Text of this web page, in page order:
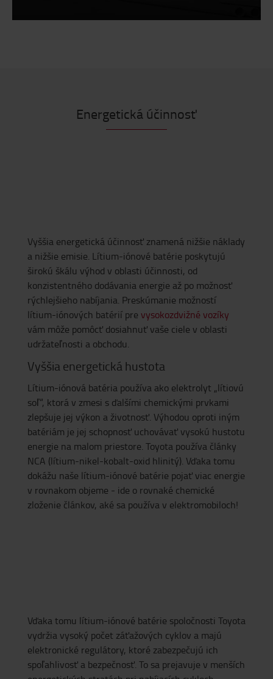
Energetická účinnosť
Vyššia energetická účinnosť znamená nižšie náklady
a nižšie emisie. Lítium-iónové batérie poskytujú
širokú škálu výhod v oblasti účinnosti, od
konzistentného dodávania energie až po možnosť
rýchlejšieho nabíjania. Preskúmanie možností
lítium-iónových batérií pre vysokozdvižné vozíky
vám môže pomôcť dosiahnuť vaše ciele v oblasti
udržateľnosti a obchodu.
Vyššia energetická hustota
Lítium-iónová batéria používa ako elektrolyt „lítiovú
soľ“, ktorá v zmesi s ďalšími chemickými prvkami
zlepšuje jej výkon a životnosť. Výhodou oproti iným
batériám je jej schopnosť uchovávať vysokú hustotu
energie na malom priestore. Toyota používa články
NCA (lítium-nikel-kobalt-oxid hlinitý). Vďaka tomu
dokážu naše lítium-iónové batérie pojať viac energie
v rovnakom objeme - ide o rovnaké chemické
zloženie článkov, aké sa používa v elektromobiloch!
Vďaka tomu lítium-iónové batérie spoločnosti Toyota
vydržia vysoký počet záťažových cyklov a majú
elektronické regulátory, ktoré zabezpečujú ich
spoľahlivosť a bezpečnosť. To sa prejavuje v menších